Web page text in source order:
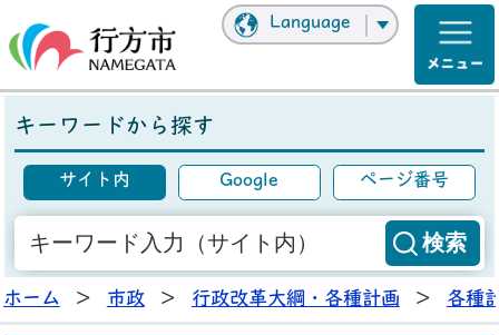
Language
キーワードから探す
サイト内 Google ページ番号
ホーム > 市政 > 行政改革大綱・各種計画 > 各種